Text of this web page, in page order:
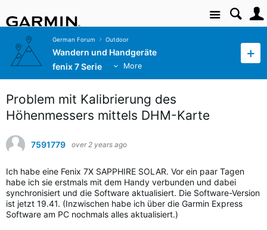
Site
German Forum Outdoor
Wandern und Handgeräte
fenix 7 Serie
More
Problem mit Kalibrierung des
Höhenmessers mittels DHM-Karte
7591779 over 2 years ago
Ich habe eine Fenix 7X SAPPHIRE SOLAR. Vor ein paar Tagen
habe ich sie erstmals mit dem Handy verbunden und dabei
synchronisiert und die Software aktualisiert. Die Software-Version
ist jetzt 19.41. (Inzwischen habe ich über die Garmin Express
Software am PC nochmals alles aktualisiert.)